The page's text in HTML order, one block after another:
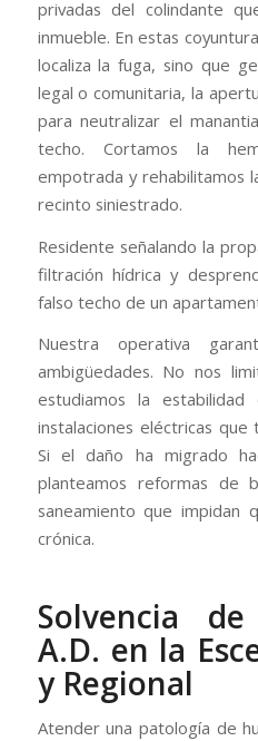
privadas del colindante
inmueble. En estas
localiza la fuga, sino que
legal o comunitaria, la
para neutralizar el
techo. Cortamos la
empotrada y rehabilitamos
recinto siniestrado.
Residente señalando la
filtración hídrica y
falso techo de un
Nuestra operativa
ambigüedades. No nos
estudiamos la
instalaciones eléctricas
Si el daño ha migrado
planteamos reformas de
saneamiento que impidan
crónica.
Solvencia
A.D. en la
y Regional
Atender una patología de